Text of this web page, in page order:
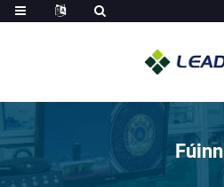
Fúinn